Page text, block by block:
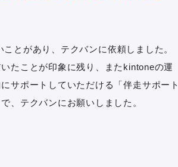
とがあり、テクバンに依頼しました。
たことが印象に残り、またkintoneの運
サポートしていただける「伴走サポート
、テクバンにお願いしました。